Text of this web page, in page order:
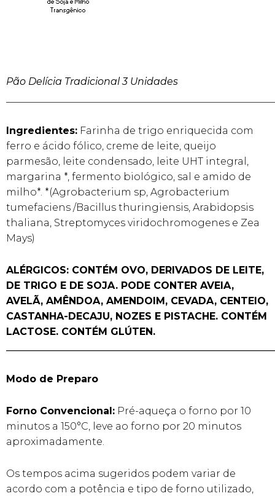
Pão Delícia Tradicional 3 Unidades
Ingredientes: Farinha de trigo enriquecida com
ferro e ácido fólico, creme de leite, queijo
parmesão, leite condensado, leite UHT integral,
margarina *, fermento biológico, sal e amido de
milho*. *(Agrobacterium sp, Agrobacterium
tumefaciens /Bacillus thuringiensis, Arabidopsis
thaliana, Streptomyces viridochromogenes e Zea
Mays)
ALÉRGICOS: CONTÉM OVO, DERIVADOS DE LEITE,
DE TRIGO E DE SOJA. PODE CONTER AVEIA,
AVELÃ, AMÊNDOA, AMENDOIM, CEVADA, CENTEIO,
CASTANHA-DECAJU, NOZES E PISTACHE. CONTÉM
LACTOSE. CONTÉM GLÚTEN.
Modo de Preparo
Forno Convencional: Pré-aqueça o forno por 10
minutos a 150°C, leve ao forno por 20 minutos
aproximadamente.
Os tempos acima sugeridos podem variar de
acordo com a potência e tipo de forno utilizado,